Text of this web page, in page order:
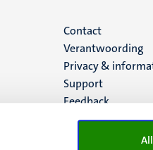
Menu
footer
(NL)
Contact
Verantwoording
Privacy &
Support
Feedback